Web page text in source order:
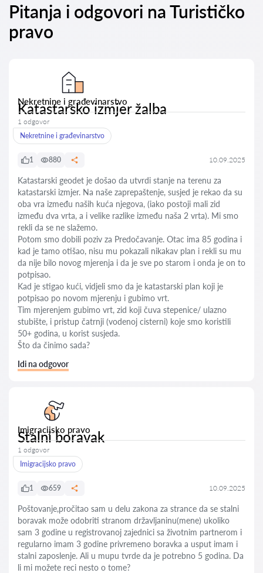
Pitanja i odgovori na Turističko
pravo
Nekretnine i građevinarstvo
Katastarsko izmjer žalba
1 odgovor
Nekretnine i građevinarstvo
1 880 10.09.2025
Katastarski geodet je došao da utvrdi stanje na terenu za
katastarski izmjer. Na naše zaprepaštenje, susjed je rekao da su
oba vra između naših kuća njegova, (iako postoji mali zid
između dva vrta, a i velike razlike između naša 2 vrta). Mi smo
rekli da se ne slažemo.
Potom smo dobili poziv za Predočavanje. Otac ima 85 godina i
kad je tamo otišao, nisu mu pokazali nikakav plan i rekli su mu
da nije bilo novog mjerenja i da je sve po starom i onda je on to
potpisao.
Kad je stigao kući, vidjeli smo da je katastarski plan koji je
potpisao po novom mjerenju i gubimo vrt.
Tim mjerenjem gubimo vrt, zid koji čuva stepenice/ ulazno
stubište, i pristup čatrnji (vodenoj cisterni) koje smo koristili
50+ godina, u korist susjeda.
Što da činimo sada?
Idi na odgovor
Imigracijsko pravo
Stalni boravak
1 odgovor
Imigracijsko pravo
1 659 10.09.2025
Poštovanje,pročitao sam u delu zakona za strance da se stalni
boravak može odobriti stranom državljaninu(mene) ukoliko
sam 3 godine u registrovanoj zajednici sa životnim partnerom i
regularno imam 3 godine privremeno boravka a usput imam i
stalni zaposlenje. Ali u mupu tvrde da je potrebno 5 godina. Da
li mi možete reci nesto o tome?